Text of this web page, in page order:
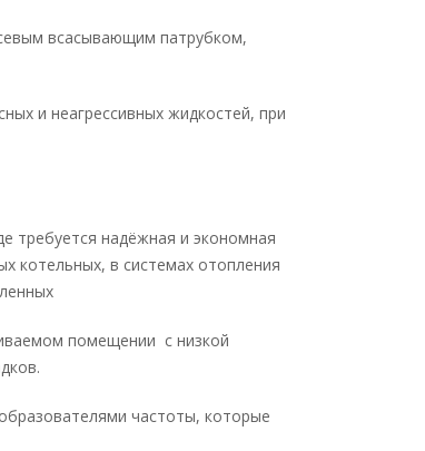
всасывающим патрубком,
и неагрессивных жидкостей, при
требуется надёжная и экономная
котельных, в системах отопления
помещении с низкой
частоты, которые